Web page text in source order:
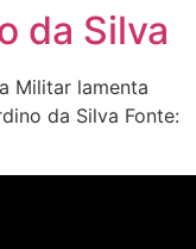
da Silva
Militar lamenta
da Silva Fonte: